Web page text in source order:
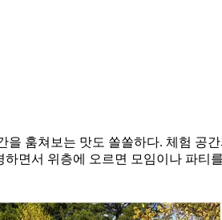
훔쳐보는 맛도 쏠쏠하다. 체험 공
면서 위층에 오르면 모임이나 파